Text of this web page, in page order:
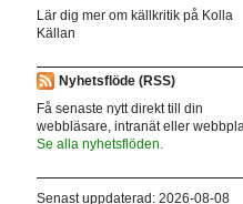
Lär dig mer om källkritik på Kolla
Källan
Nyhetsflöde (RSS)
Få senaste nytt direkt till din
webbläsare, intranät eller
Se alla nyhetsflöden.
Senast uppdaterad: 2026-08-08